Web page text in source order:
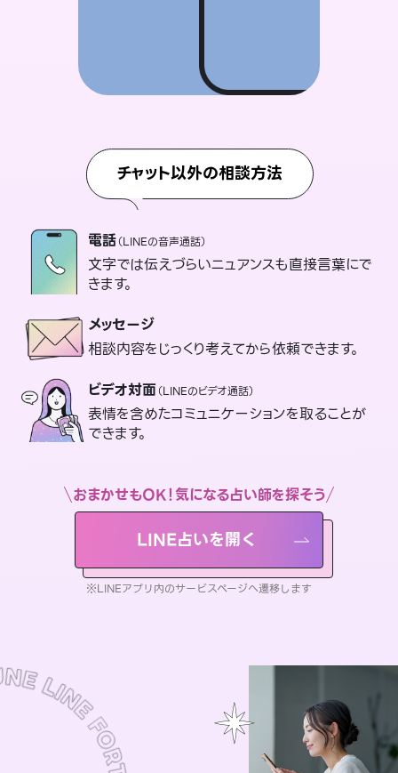
チャット以外の相談方法
電話（LINEの音声通話）
文字では伝えづらいニュアンスも直接言葉にで
きます。
メッセージ
相談内容をじっくり考えてから依頼できます。
ビデオ対面（LINEのビデオ通話）
表情を含めたコミュニケーションを取ることが
できます。
おまかせもOK！気になる占い師を探そう
LINE占いを開く
※LINEアプリ内のサービスページへ遷移します